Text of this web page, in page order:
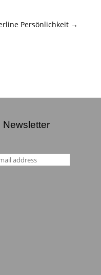
Persönlichkeit →
Newsletter